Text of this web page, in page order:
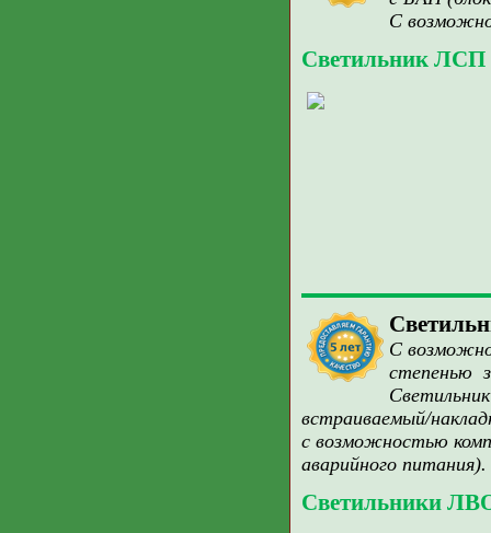
С
Светильник
С
степенью
встраиваемый/
с возможностью
аварийного питания).
Светильники